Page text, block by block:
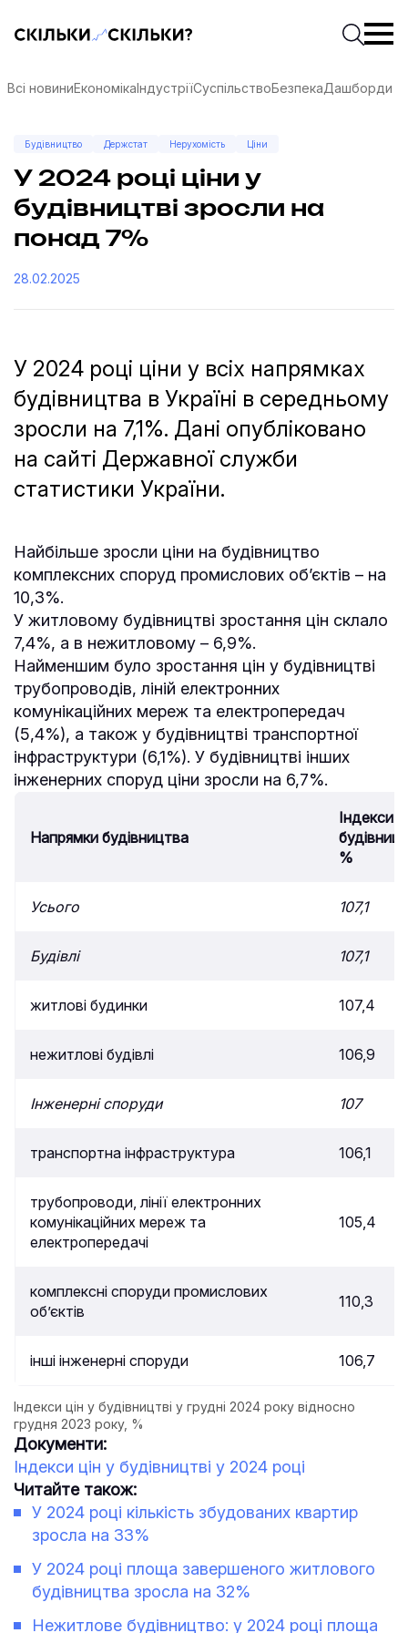
Скільки-скільки? — Медіа про суспільні даніПочати
Всі новиниЕкономікаІндустріїСуспільствоБезпекаДашборди
Будівництво Держстат Нерухомість Ціни
У 2024 році ціни у
будівництві зросли на
понад 7%
28.02.2025
У 2024 році ціни у всіх напрямках
будівництва в Україні в середньому
зросли на 7,1%. Дані опубліковано
на сайті Державної служби
статистики України.
Найбільше зросли ціни на будівництво
комплексних споруд промислових об’єктів – на
10,3%.
У житловому будівництві зростання цін склало
7,4%, а в нежитловому – 6,9%.
Найменшим було зростання цін у будівництві
трубопроводів, ліній електронних
комунікаційних мереж та електропередач
(5,4%), а також у будівництві транспортної
інфраструктури (6,1%). У будівництві інших
інженерних споруд ціни зросли на 6,7%.
Напрямки будівництва
Індекси
%
Усього 107,1
Будівлі 107,1
житлові будинки 107,4
нежитлові будівлі 106,9
Інженерні споруди 107
транспортна інфраструктура 106,1
трубопроводи, лінії електронних
комунікаційних мереж та
електропередачі
105,4
комплексні споруди промислових
об’єктів
110,3
інші інженерні споруди 106,7
Індекси цін у будівництві у грудні 2024 року відносно
грудня 2023 року, %
Документи:
Індекси цін у будівництві у 2024 році
Читайте також:
У 2024 році кількість збудованих квартир
зросла на 33%
У 2024 році площа завершеного житлового
будівництва зросла на 32%
Нежитлове будівництво: у 2024 році площа